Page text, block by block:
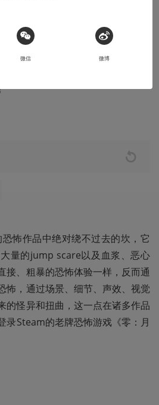
民俗特色和日式恐怖的本作如今看来
量的jump scare以及血浆、恶心
接、粗暴的恐怖体验一样，反而通
怖，通过场景、细节、声效、视觉
的怪异和扭曲，这一点在诸多作品
录Steam的老牌恐怖游戏《零：月
微信 微博